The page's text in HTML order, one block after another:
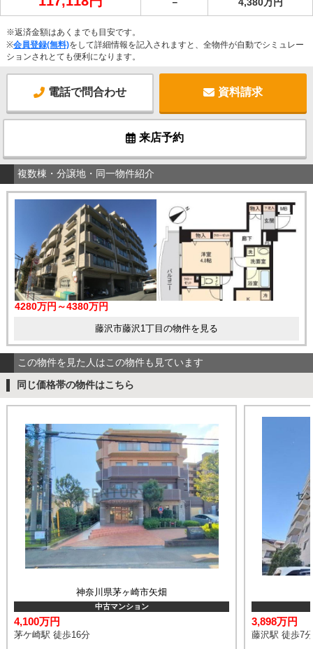
※返済金額はあくまでも目安です。
※会員登録(無料)をして詳細情報を記入されますと、全物件が自動でシミュレー
ションされとても便利になります。
電話で問合わせ 資料請求
来店予約
複数棟・分譲地・同一物件紹介
4280万円～4380万円
藤沢市藤沢1丁目の物件を見る
この物件を見た人はこの物件も見ています
同じ価格帯の物件はこちら
神奈川県茅ヶ崎市矢畑
中古マンション
4,100万円
茅ケ崎駅 徒歩16分
3,898万円
藤沢駅 徒歩7分